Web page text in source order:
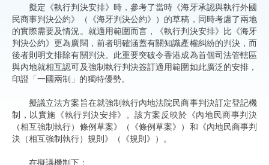
擬定《執行判決安排》時，參考了當時《海牙承認與執行外國
民商事判決公約》（《海牙判決公約》）的草稿，同時考慮了兩地
的實際需要及情況。就適用範圍而言，《執行判決安排》比《海牙
判決公約》更為廣闊，前者明確涵蓋有關知識產權糾紛的判決，而
後者則明文排除有關判決。此重要突破令香港成為首個司法管轄區
與內地就相互認可及強制執行判決簽訂適用範圍如此廣泛的安排，
印證「一國兩制」的獨特優勢。
擬議立法方案旨在就強制執行內地法院民商事判決訂定登記機
制，以實施《執行判決安排》。該方案反映於《內地民商事判決
（相互強制執行）條例草案》（《條例草案》）和《內地民商事判
決（相互強制執行）規則》（《規則》）。
在擬議機制下：